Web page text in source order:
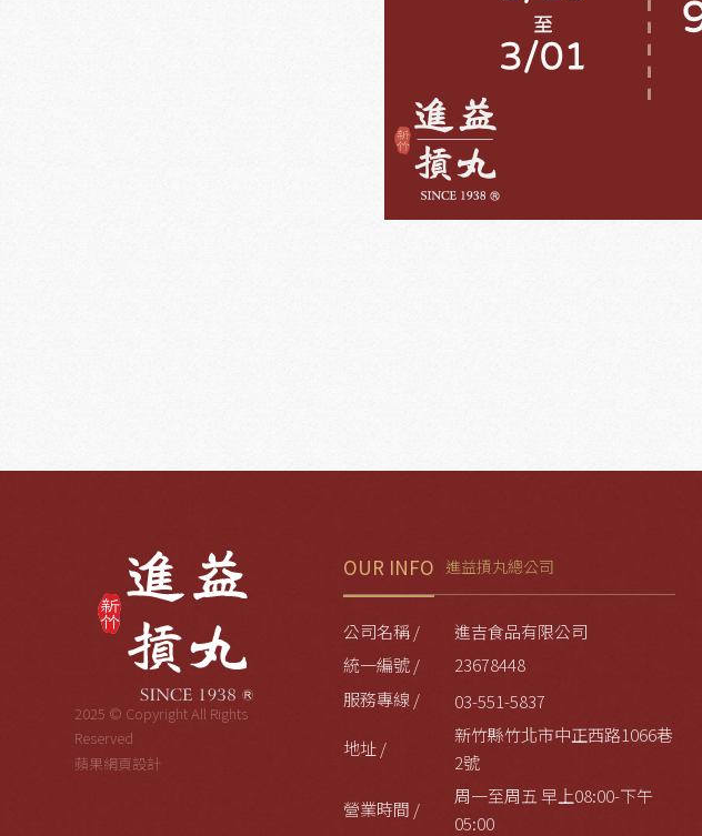
2025 © Copyright All Rights
Reserved
蘋果網頁設計
OUR INFO 進益摃丸總公司
公司名稱 /
進吉食品有限公司
統一編號 /
23678448
服務專線 /
03-551-5837
地址 /
新竹縣竹北市中正西路1066巷
2號
營業時間 /
周一至周五 早上08:00-下午
05:00